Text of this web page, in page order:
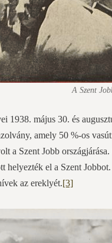
A Szent
1938. május 30. és
amely 50 %-os
a Szent Jobb
helyezték el a Szent
az ereklyét.[3]